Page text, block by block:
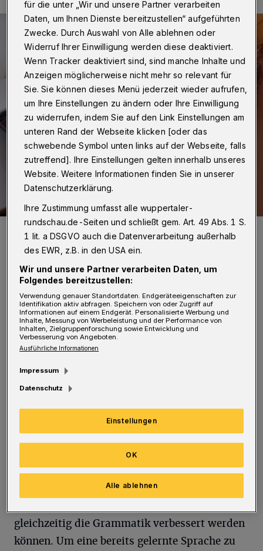
Foto: Pixabay/libellule789
Verschiedene Lernmöglichkeiten für die
Sprache nutzen!
Eine neue Sprache zu lernen oder eine bereits
gelernte Sprache zu verbessern, muss nicht
zwingend nur über stumpfes Auswendiglernen
bestenfalls mit möglichst vielen Reizen
verknüpft sein, damit sich das Gehirn die neu
gelernten Wörter und Ausdrücke schneller
einprägt. Hierfür kann es beispielsweise
hilfreich sein, wenn es Lernvideos gibt, sodass
gleichzeitig die Grammatik verbessert werden
können. Um eine bereits gelernte Sprache zu
für die unter „Wir und unsere Partner verarbeiten
Daten, um Ihnen Dienste bereitzustellen“ aufgeführten
Zwecke. Durch Auswahl von Alle ablehnen oder
Widerruf Ihrer Einwilligung werden diese deaktiviert.
Wenn Tracker deaktiviert sind, sind manche Inhalte und
Anzeigen möglicherweise nicht mehr so relevant für
Sie. Sie können dieses Menü jederzeit wieder aufrufen,
um Ihre Einstellungen zu ändern oder Ihre Einwilligung
zu widerrufen, indem Sie auf den Link Einstellungen am
unteren Rand der Webseite klicken [oder das
schwebende Symbol unten links auf der Webseite, falls
zutreffend]. Ihre Einstellungen gelten innerhalb unseres
Website. Weitere Informationen finden Sie in unserer
Datenschutzerklärung.
Ihre Zustimmung umfasst alle wuppertaler-
rundschau.de-Seiten und schließt gem. Art. 49 Abs. 1 S.
1 lit. a DSGVO auch die Datenverarbeitung außerhalb
des EWR, z.B. in den USA ein.
Wir und unsere Partner verarbeiten Daten, um
Folgendes bereitzustellen:
Verwendung genauer Standortdaten. Endgeräteeigenschaften zur
Identifikation aktiv abfragen. Speichern von oder Zugriff auf
Informationen auf einem Endgerät. Personalisierte Werbung und
Inhalte, Messung von Werbeleistung und der Performance von
Inhalten, Zielgruppenforschung sowie Entwicklung und
Verbesserung von Angeboten.
Ausführliche Informationen
Impressum
Datenschutz
Einstellungen
Alle ablehnen
OK